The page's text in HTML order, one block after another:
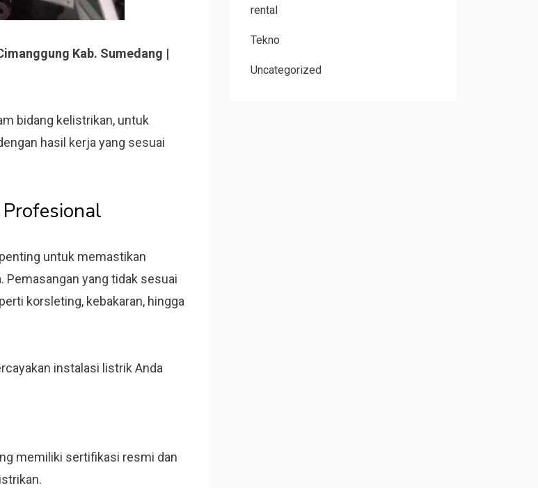
Kab. Sumedang |
bidang kelistrikan, untuk
hasil kerja yang sesuai
untuk memastikan
yang tidak sesuai
korsleting, kebakaran, hingga
instalasi listrik Anda
memiliki sertifikasi resmi dan
rental
Tekno
Uncategorized